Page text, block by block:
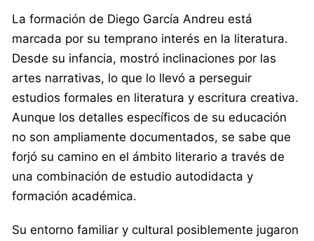
La formación de Diego García Andreu está
marcada por su temprano interés en la literatura.
Desde su infancia, mostró inclinaciones por las
artes narrativas, lo que lo llevó a perseguir
estudios formales en literatura y escritura creativa.
Aunque los detalles específicos de su educación
no son ampliamente documentados, se sabe que
forjó su camino en el ámbito literario a través de
una combinación de estudio autodidacta y
formación académica.
Su entorno familiar y cultural posiblemente jugaron